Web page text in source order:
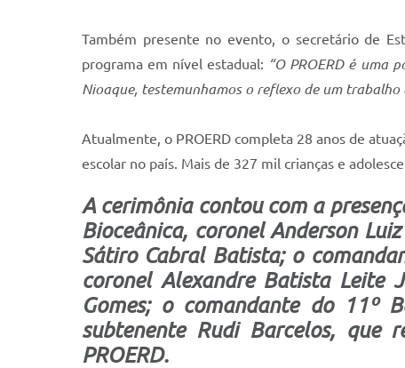
Também presente no evento, o secretário de
programa em nível estadual: “O PROERD é uma
Nioaque, testemunhamos o reflexo de um
Atualmente, o PROERD completa 28 anos de
escolar no país. Mais de 327 mil crianças e
A cerimônia contou com a
Bioceânica, coronel Anderson
Sátiro Cabral Batista; o
coronel Alexandre Batista Leite
Gomes; o comandante do 11º
subtenente Rudi Barcelos, que
PROERD.